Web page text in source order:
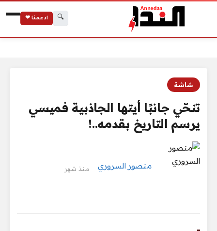
🔍 ادعمنا ❤
شاشة
تنحّي جانبًا أيتها الجاذبية فميسي
يرسم التاريخ بقدمه..!
منصور السروري منذ شهر